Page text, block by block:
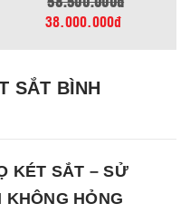
38.000.000đ
SẮT BÌNH
KÉT SẮT – SỬ
KHÔNG HỎNG